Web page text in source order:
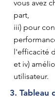
vous avez
part,
iii) pour
l'efficacité
et iv)
utilisateur.
3. Tableau